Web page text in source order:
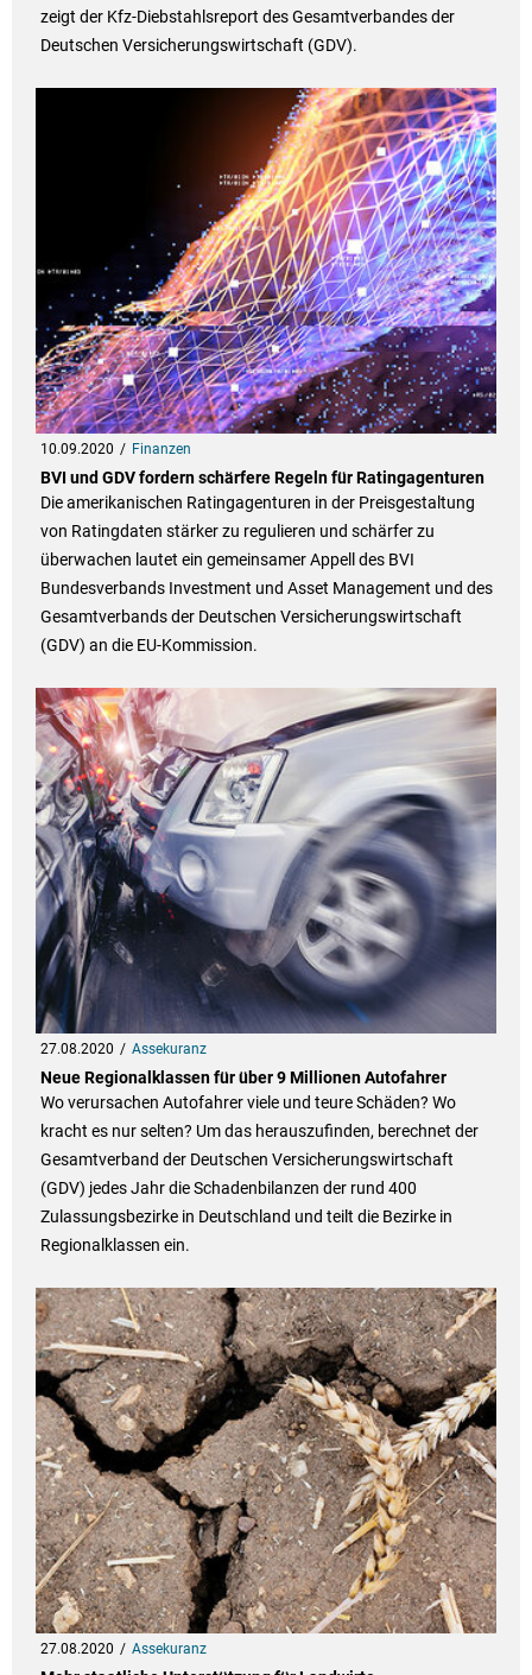
zeigt der Kfz-Diebstahlsreport des Gesamtverbandes der
Deutschen Versicherungswirtschaft (GDV).
10.09.2020 Finanzen
BVI und GDV fordern schärfere Regeln für Ratingagenturen
Die amerikanischen Ratingagenturen in der Preisgestaltung
von Ratingdaten stärker zu regulieren und schärfer zu
überwachen lautet ein gemeinsamer Appell des BVI
Bundesverbands Investment und Asset Management und des
Gesamtverbands der Deutschen Versicherungswirtschaft
(GDV) an die EU-Kommission.
27.08.2020 Assekuranz
Neue Regionalklassen für über 9 Millionen Autofahrer
Wo verursachen Autofahrer viele und teure Schäden? Wo
kracht es nur selten? Um das herauszufinden, berechnet der
Gesamtverband der Deutschen Versicherungswirtschaft
(GDV) jedes Jahr die Schadenbilanzen der rund 400
Zulassungsbezirke in Deutschland und teilt die Bezirke in
Regionalklassen ein.
27.08.2020 Assekuranz